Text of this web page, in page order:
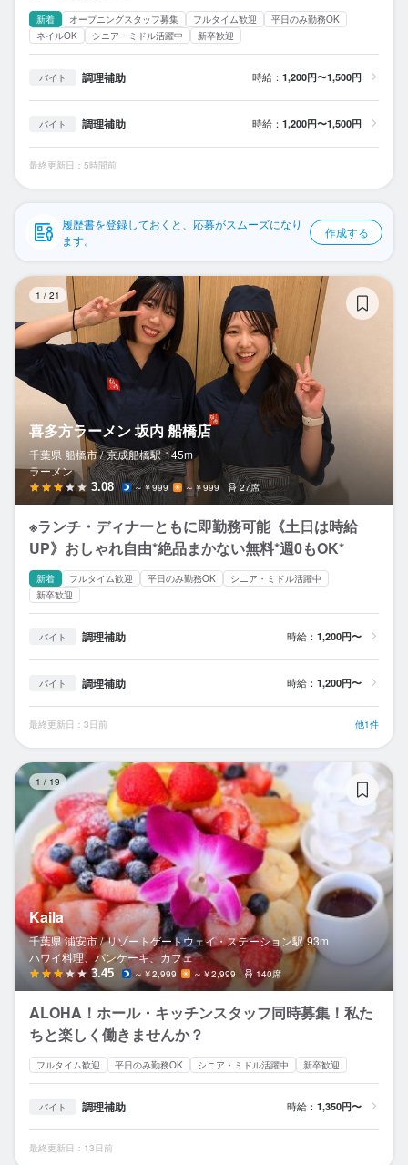
ヘルプ・お問い合わせフォーム
掲載をご検討の店舗様へ
食べログ求人PRESS
プライバシーポリシー
利用規約
新着 オープニングスタッフ募集 フルタイム歓迎
平日のみ勤務OK
ネイルOK
シニア・ミドル活躍中 新卒歓迎
バイト 調理補助 時給： 1,200円〜1,500円
バイト 調理補助 時給： 1,200円〜1,500円
最終更新日：5時間前
履歴書を登録しておくと、応募がスムーズになり
ます。
作成する
1 / 21
喜多方ラーメン 坂内 船橋店
千葉県 船橋市 / 京成船橋駅 145m
ラーメン
3.08 ～￥999 ～￥999 27席
※ランチ・ディナーともに即勤務可能《土日は時給
UP》おしゃれ自由*絶品まかない無料*週0もOK*
新着 フルタイム歓迎 平日のみ勤務OK
シニア・ミドル活躍中
新卒歓迎
バイト 調理補助 時給： 1,200円〜
バイト 調理補助 時給： 1,200円〜
最終更新日：3日前 他1件
1 / 19
Kaila
千葉県 浦安市 / リゾートゲートウェイ・ステーション駅 93m
ハワイ料理、パンケーキ、カフェ
3.45 ～￥2,999 ～￥2,999 140席
ALOHA！ホール・キッチンスタッフ同時募集！私た
ちと楽しく働きませんか？
フルタイム歓迎 平日のみ勤務OK シニア・ミドル活躍中 新卒歓迎
バイト 調理補助 時給： 1,350円〜
最終更新日：13日前